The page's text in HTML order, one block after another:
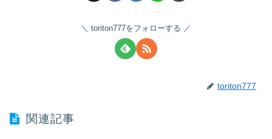
toriton777をフォローする
toriton777
関連記事